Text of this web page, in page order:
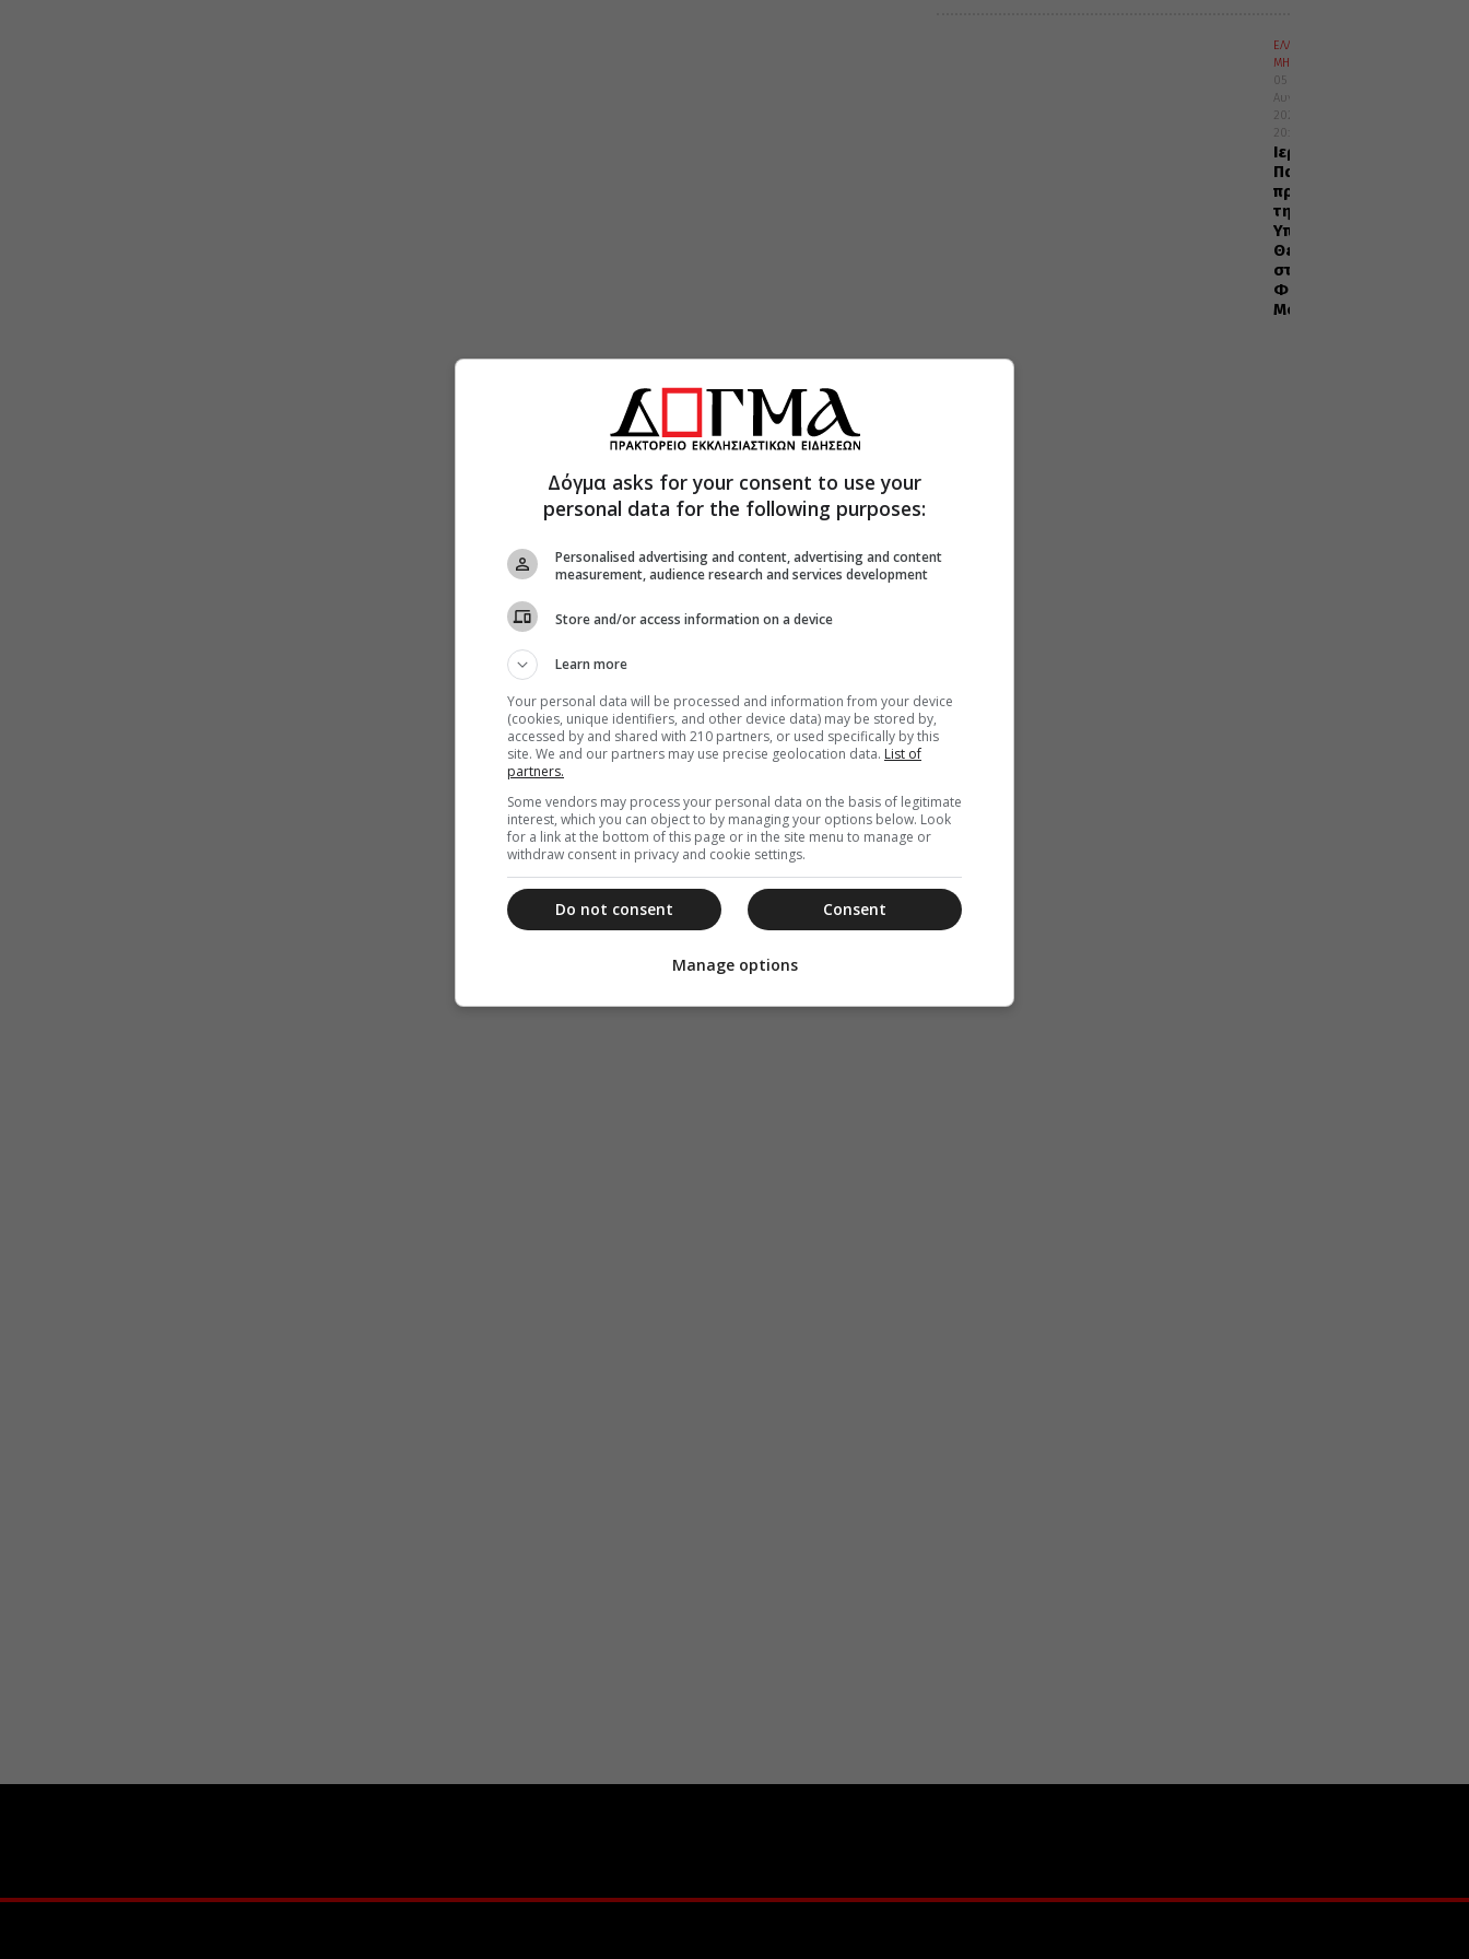
ΕΛΛΑΔΑ
ΜΗΤΡΟΠΟΛΕΙΣ
05
Αυγούστου
2026
20:29
Ιερά
Παράκληση
προς
την
Υπεραγία
Θεοτόκο
στα
Φαβριανά
Μονοφατσίου
Δόγμα asks for your consent to use your
personal data for the following purposes:
Personalised advertising and content, advertising and content
measurement, audience research and services development
Store and/or access information on a device
Learn more
Your personal data will be processed and information from your device
(cookies, unique identifiers, and other device data) may be stored by,
accessed by and shared with 210 partners, or used specifically by this
site. We and our partners may use precise geolocation data. List of
partners.
Some vendors may process your personal data on the basis of legitimate
interest, which you can object to by managing your options below. Look
for a link at the bottom of this page or in the site menu to manage or
withdraw consent in privacy and cookie settings.
Consent
Do not consent
Manage options